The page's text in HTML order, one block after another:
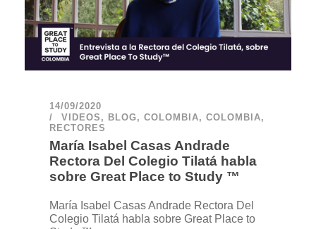
14/09/2020
VIDEOS , BLOG, COLOMBIA, COLOMBIA,
RECTORES
María Isabel Casas Andrade
Rectora Del Colegio Tilatá habla
sobre Great Place to Study ™
María Isabel Casas Andrade Rectora Del
Colegio Tilatá habla sobre Great Place to